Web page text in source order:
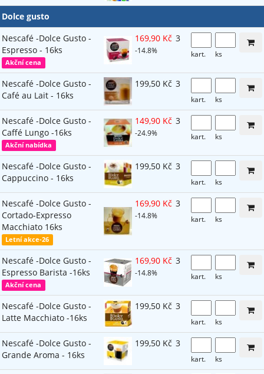
Dolce gusto
Nescafé -Dolce Gusto -
Espresso - 16ks
Akční cena
169,90 Kč
-14.8%
3
kart. ks
Nescafé -Dolce Gusto -
Café au Lait - 16ks
199,50 Kč 3
kart. ks
Nescafé -Dolce Gusto -
Caffé Lungo -16ks
Akční nabídka
149,90 Kč
-24.9%
3
kart. ks
Nescafé -Dolce Gusto -
Cappuccino - 16ks
199,50 Kč 3
kart. ks
Nescafé -Dolce Gusto -
Cortado-Expresso
Macchiato 16ks
Letní akce-26
169,90 Kč
-14.8%
3
kart. ks
Nescafé -Dolce Gusto -
Espresso Barista -16ks
Akční cena
169,90 Kč
-14.8%
3
kart. ks
Nescafé -Dolce Gusto -
Latte Macchiato -16ks
199,50 Kč 3
kart. ks
Nescafé -Dolce Gusto -
Grande Aroma - 16ks
199,50 Kč 3
kart. ks